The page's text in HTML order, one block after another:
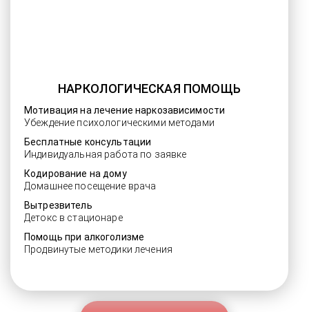
НАРКОЛОГИЧЕСКАЯ ПОМОЩЬ
Мотивация на лечение наркозависимости
Убеждение психологическими методами
Бесплатные консультации
Индивидуальная работа по заявке
Кодирование на дому
Домашнее посещение врача
Вытрезвитель
Детокс в стационаре
Помощь при алкоголизме
Продвинутые методики лечения